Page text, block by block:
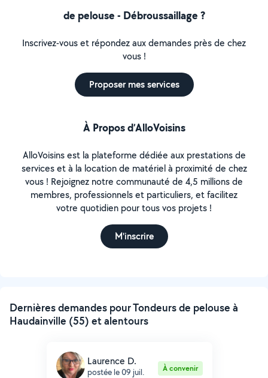
de pelouse - Débroussaillage ?
Inscrivez-vous et répondez aux demandes près de chez
vous !
Proposer mes services
À Propos d’AlloVoisins
AlloVoisins est la plateforme dédiée aux prestations de
services et à la location de matériel à proximité de chez
vous ! Rejoignez notre communauté de 4,5 millions de
membres, professionnels et particuliers, et facilitez
votre quotidien pour tous vos projets !
M'inscrire
Dernières demandes pour Tondeurs de pelouse à
Haudainville (55) et alentours
Laurence D.
postée le 09 juil. À convenir